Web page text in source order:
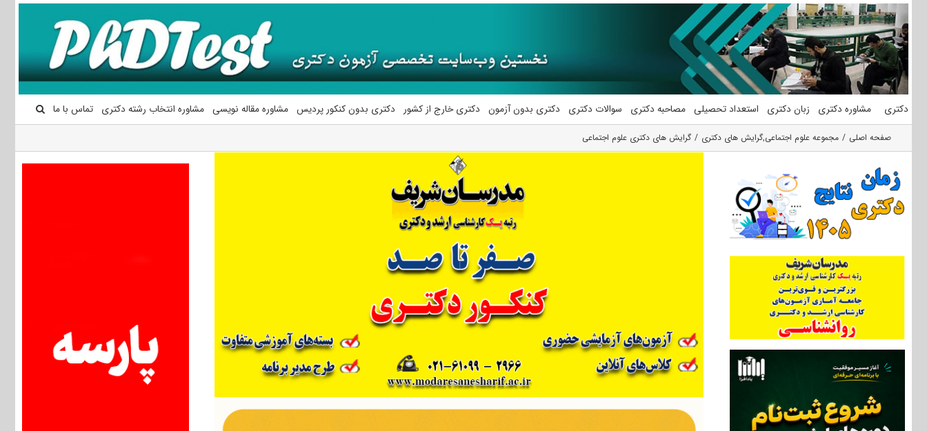
محتوا
دکتری مشاوره دکتری زبان دکتری استعداد تحصیلی مصاحبه دکتری سوالات دکتری دکتری بدون آزمون دکتری خارج از کشور دکتری بدون کنکور پردیس مشاوره مقاله نویسی مشاوره انتخاب رشته دکتری تماس با ما
صفحه اصلی مجموعه علوم اجتماعی,گرایش های دکتری گرایش های دکتری ﻋﻠﻮم اﺟﺘﻤﺎعی